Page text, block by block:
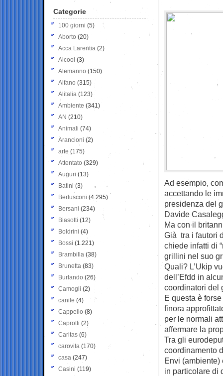
Ad esempio,
accettando le
presidenza del
Davide
Ma con il
Già tra i fautori
chiede infatti di
grillini nel suo
Quali? L’Ukip
dell’Efdd in
coordinatori del
E questa è
finora
per le normali
affermare la
Tra gli
coordinamento
Envi
in particolare di
Categorie
100 giorni (5)
Aborto (20)
Acca Larentia (2)
Alcool (3)
Alemanno (150)
Alfano (315)
Alitalia (123)
Ambiente (341)
AN (210)
Animali (74)
Arancioni (2)
arte (175)
Attentato (329)
Auguri (13)
Batini (3)
Berlusconi (4.295)
Bersani (234)
Biasotti (12)
Boldrini (4)
Bossi (1.221)
Brambilla (38)
Brunetta (83)
Burlando (26)
Camogli (2)
canile (4)
Cappello (8)
Caprotti (2)
Caritas (6)
carovita (170)
casa (247)
Casini (119)